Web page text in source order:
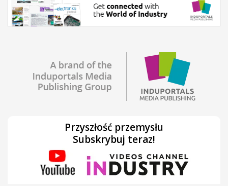
Przyszłość przemysłu
Subskrybuj teraz!